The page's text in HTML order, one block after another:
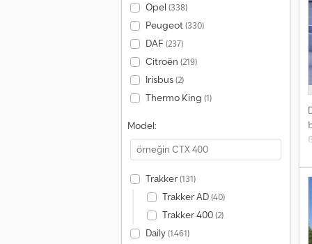
Opel (338)
Peugeot(330)
DAF (237)
Citroën (219)
Irisbus(2)
Thermo King (1)
Model:
Trakker(131)
Trakker AD(40)
Trakker 400(2)
Daily(1.461)